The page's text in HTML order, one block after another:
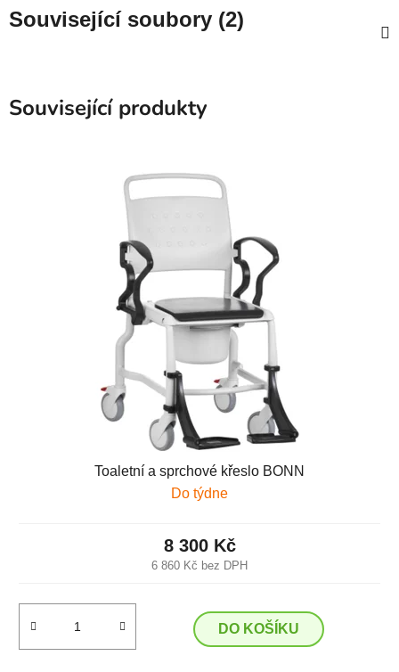
Související soubory (2)
Související produkty
Toaletní a sprchové křeslo BONN
Do týdne
6 860 Kč bez DPH
8 300 Kč
DO KOŠÍKU